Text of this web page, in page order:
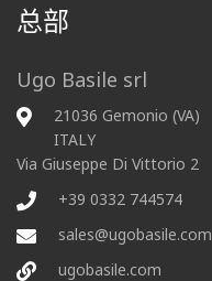
总部
Ugo Basile srl
21036 Gemonio (VA)
ITALY
Via Giuseppe Di Vittorio 2
+39 0332 744574
sales@ugobasile.com
ugobasile.com